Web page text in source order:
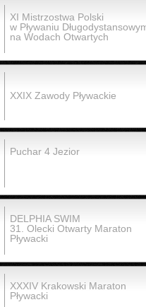
XI Mistrzostwa Polski
w Pływaniu
na Wodach Otwartych
XXIX Zawody Pływackie
Puchar 4 Jezior
DELPHIA SWIM
31. Olecki Otwarty Maraton
Pływacki
XXXIV Krakowski Maraton
Pływacki